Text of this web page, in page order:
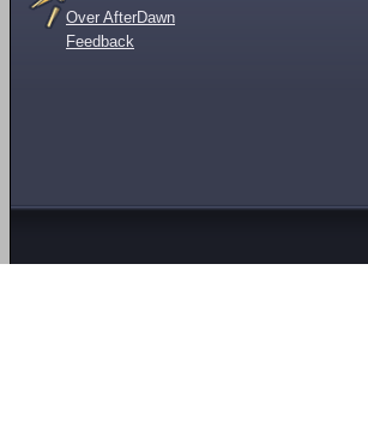
Over AfterDawn
Feedback